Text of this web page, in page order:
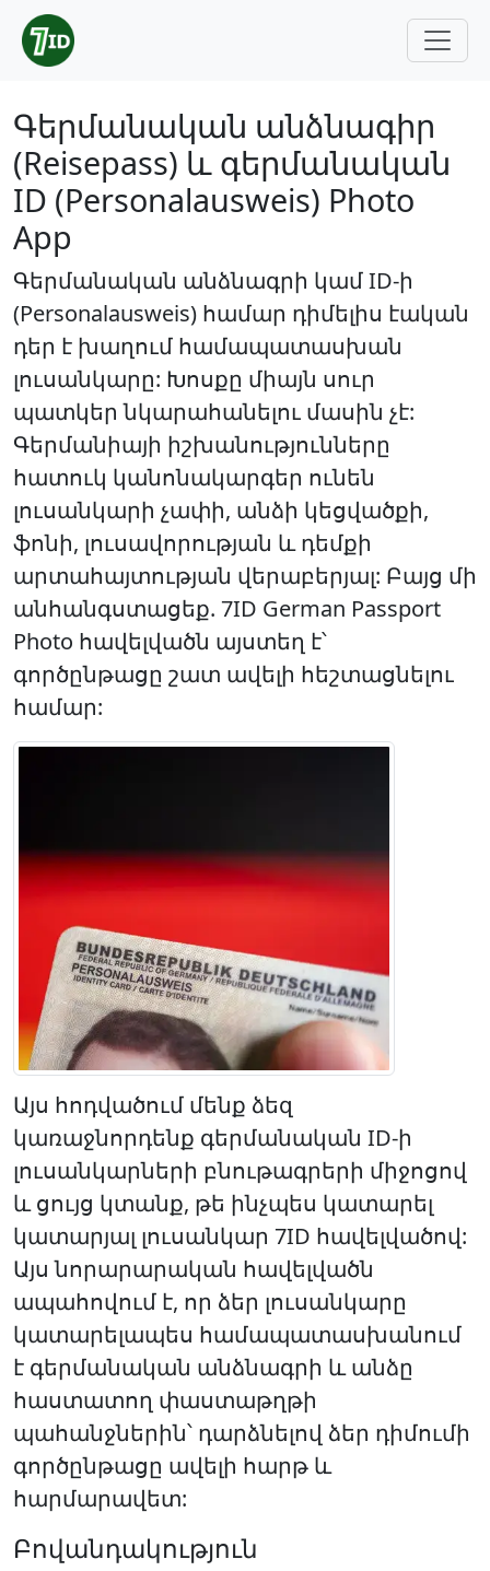
Գերմանական անձնագիր
(Reisepass) և գերմանական
ID (Personalausweis) Photo
App
Գերմանական անձնագրի կամ ID-ի
(Personalausweis) համար դիմելիս էական
դեր է խաղում համապատասխան
լուսանկարը: Խոսքը միայն սուր
պատկեր նկարահանելու մասին չէ:
Գերմանիայի իշխանությունները
հատուկ կանոնակարգեր ունեն
լուսանկարի չափի, անձի կեցվածքի,
ֆոնի, լուսավորության և դեմքի
արտահայտության վերաբերյալ: Բայց մի
անհանգստացեք. 7ID German Passport
Photo հավելվածն այստեղ է՝
գործընթացը շատ ավելի հեշտացնելու
համար:
Այս հոդվածում մենք ձեզ
կառաջնորդենք գերմանական ID-ի
լուսանկարների բնութագրերի միջոցով
և ցույց կտանք, թե ինչպես կատարել
կատարյալ լուսանկար 7ID հավելվածով:
Այս նորարարական հավելվածն
ապահովում է, որ ձեր լուսանկարը
կատարելապես համապատասխանում
է գերմանական անձնագրի և անձը
հաստատող փաստաթղթի
պահանջներին՝ դարձնելով ձեր դիմումի
գործընթացը ավելի հարթ և
հարմարավետ:
Բովանդակություն